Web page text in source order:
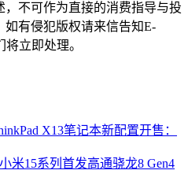
不可作为直接的消费指导与投
有侵犯版权请来信告知E-
将立即处理。
X13笔记本新配置开售：
米15系列首发高通骁龙8 Gen4